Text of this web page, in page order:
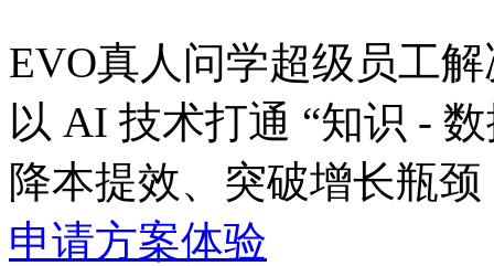
EVO真人问学超级员工
以 AI 技术打通 “知识 - 数
降本提效、突破增长瓶颈
申请方案体验